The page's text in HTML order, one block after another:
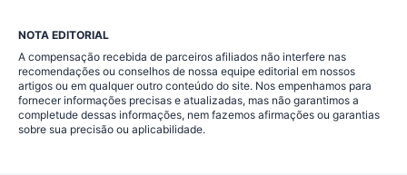
NOTA EDITORIAL
A compensação recebida de parceiros afiliados não interfere nas
recomendações ou conselhos de nossa equipe editorial em nossos
artigos ou em qualquer outro conteúdo do site. Nos empenhamos para
fornecer informações precisas e atualizadas, mas não garantimos a
completude dessas informações, nem fazemos afirmações ou garantias
sobre sua precisão ou aplicabilidade.